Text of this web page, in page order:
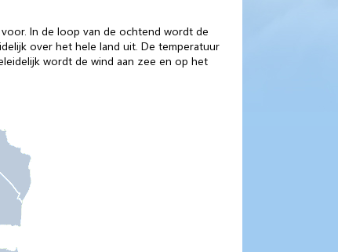
In de loop van de ochtend wordt de
over het hele land uit. De temperatuur
wordt de wind aan zee en op het